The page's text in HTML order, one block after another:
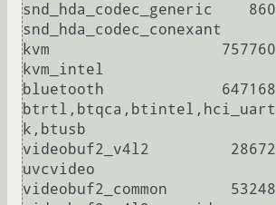
snd_hda_codec_generic
snd_hda_codec_conexant
kvm                   757760
kvm_intel
bluetooth
k,btusb
videobuf2_v4l2
uvcvideo
videobuf2_common